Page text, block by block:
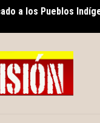
a los Pueblos